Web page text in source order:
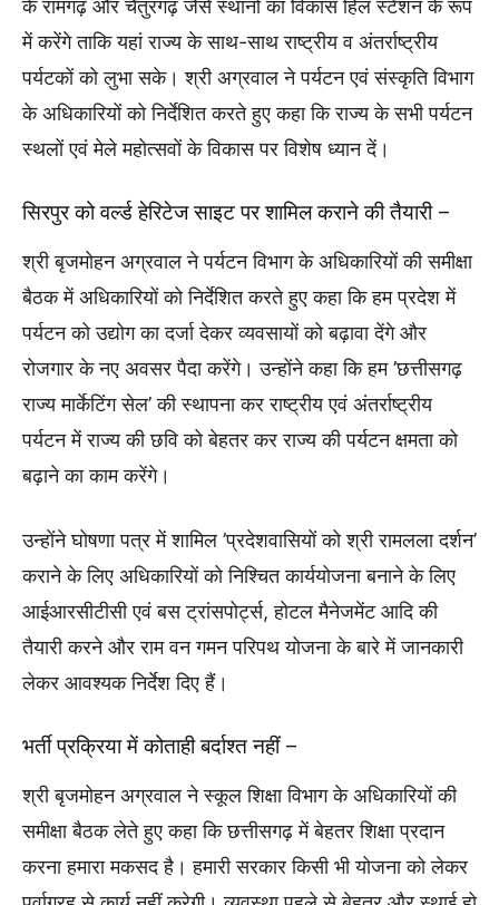
के रामगढ़ और चैतुरगढ़ जैसे स्थानों का विकास हिल स्टेशन के रूप
में करेंगे ताकि यहां राज्य के साथ-साथ राष्ट्रीय व अंतर्राष्ट्रीय
पर्यटकों को लुभा सके। श्री अग्रवाल ने पर्यटन एवं संस्कृति विभाग
के अधिकारियों को निर्देशित करते हुए कहा कि राज्य के सभी पर्यटन
स्थलों एवं मेले महोत्सवों के विकास पर विशेष ध्यान दें।
सिरपुर को वर्ल्ड हेरिटेज साइट पर शामिल कराने की तैयारी –
श्री बृजमोहन अग्रवाल ने पर्यटन विभाग के अधिकारियों की समीक्षा
बैठक में अधिकारियों को निर्देशित करते हुए कहा कि हम प्रदेश में
पर्यटन को उद्योग का दर्जा देकर व्यवसायों को बढ़ावा देंगे और
रोजगार के नए अवसर पैदा करेंगे। उन्होंने कहा कि हम ’छत्तीसगढ़
राज्य मार्केटिंग सेल’ की स्थापना कर राष्ट्रीय एवं अंतर्राष्ट्रीय
पर्यटन में राज्य की छवि को बेहतर कर राज्य की पर्यटन क्षमता को
बढ़ाने का काम करेंगे।
उन्होंने घोषणा पत्र में शामिल ’प्रदेशवासियों को श्री रामलला दर्शन’
कराने के लिए अधिकारियों को निश्चित कार्ययोजना बनाने के लिए
आईआरसीटीसी एवं बस ट्रांसपोर्ट्स, होटल मैनेजमेंट आदि की
तैयारी करने और राम वन गमन परिपथ योजना के बारे में जानकारी
लेकर आवश्यक निर्देश दिए हैं।
भर्ती प्रक्रिया में कोताही बर्दाश्त नहीं –
श्री बृजमोहन अग्रवाल ने स्कूल शिक्षा विभाग के अधिकारियों की
समीक्षा बैठक लेते हुए कहा कि छत्तीसगढ़ में बेहतर शिक्षा प्रदान
करना हमारा मकसद है। हमारी सरकार किसी भी योजना को लेकर